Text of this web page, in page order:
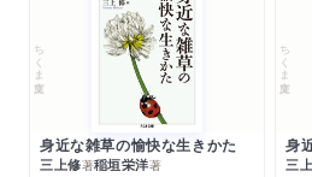
ちくま文庫
身近な雑草の愉快な生きかた
三上修著稲垣栄洋著
ちくま文庫
身
三